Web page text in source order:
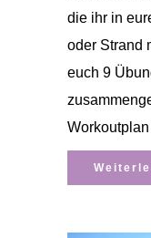
die ihr in
oder Strand
euch 9